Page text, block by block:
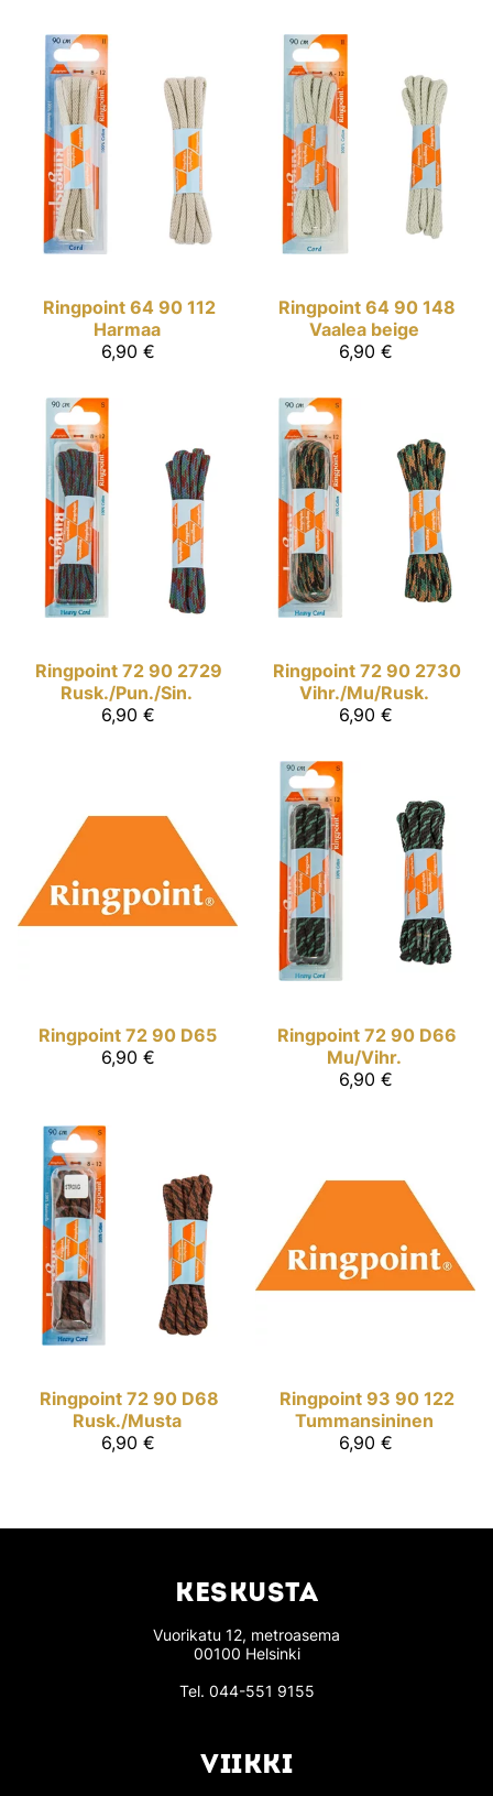
Ringpoint 64 90 112
Harmaa
6,90 €
Ringpoint 64 90 148
Vaalea beige
6,90 €
Ringpoint 72 90 2729
Rusk./Pun./Sin.
6,90 €
Ringpoint 72 90 2730
Vihr./Mu/Rusk.
6,90 €
Ringpoint 72 90 D65
6,90 €
Ringpoint 72 90 D66
Mu/Vihr.
6,90 €
Ringpoint 72 90 D68
Rusk./Musta
6,90 €
Ringpoint 93 90 122
Tummansininen
6,90 €
KESKUSTA
Vuorikatu 12, metroasema
00100 Helsinki
Tel. 044-551 9155
VIIKKI